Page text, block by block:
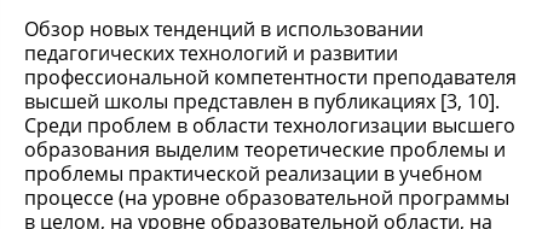
Обзор новых тенденций в использовании
педагогических технологий и развитии
профессиональной компетентности преподавателя
высшей школы представлен в публикациях [3, 10].
Среди проблем в области технологизации высшего
образования выделим теоретические проблемы и
проблемы практической реализации в учебном
процессе (на уровне образовательной программы
в целом, на уровне образовательной области, на